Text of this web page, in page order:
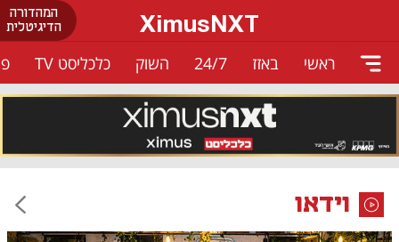
המהדורה
הדיגיטלית
XimusNXT
ראשי באזז 24/7 השוק כלכליסט TV
וידאו